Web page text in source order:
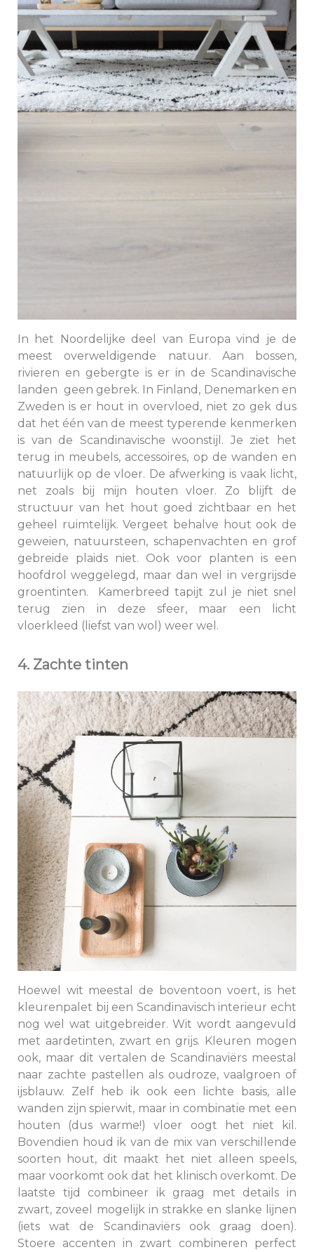
In het Noordelijke deel van Europa vind je de
meest overweldigende natuur. Aan bossen,
rivieren en gebergte is er in de Scandinavische
landen geen gebrek. In Finland, Denemarken en
Zweden is er hout in overvloed, niet zo gek dus
dat het één van de meest typerende kenmerken
is van de Scandinavische woonstijl. Je ziet het
terug in meubels, accessoires, op de wanden en
natuurlijk op de vloer. De afwerking is vaak licht,
net zoals bij mijn houten vloer. Zo blijft de
structuur van het hout goed zichtbaar en het
geheel ruimtelijk. Vergeet behalve hout ook de
geweien, natuursteen, schapenvachten en grof
gebreide plaids niet. Ook voor planten is een
hoofdrol weggelegd, maar dan wel in vergrijsde
groentinten. Kamerbreed tapijt zul je niet snel
terug zien in deze sfeer, maar een licht
vloerkleed (liefst van wol) weer wel.
4. Zachte tinten
Hoewel wit meestal de boventoon voert, is het
kleurenpalet bij een Scandinavisch interieur echt
nog wel wat uitgebreider. Wit wordt aangevuld
met aardetinten, zwart en grijs. Kleuren mogen
ook, maar dit vertalen de Scandinaviërs meestal
naar zachte pastellen als oudroze, vaalgroen of
ijsblauw. Zelf heb ik ook een lichte basis, alle
wanden zijn spierwit, maar in combinatie met een
houten (dus warme!) vloer oogt het niet kil.
Bovendien houd ik van de mix van verschillende
soorten hout, dit maakt het niet alleen speels,
maar voorkomt ook dat het klinisch overkomt. De
laatste tijd combineer ik graag met details in
zwart, zoveel mogelijk in strakke en slanke lijnen
(iets wat de Scandinaviërs ook graag doen).
Stoere accenten in zwart combineren perfect